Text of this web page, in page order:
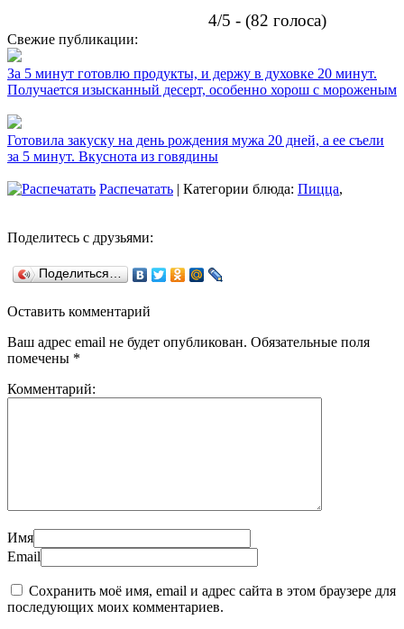
4/5 - (82 голоса)
Свежие публикации:
За 5 минут готовлю продукты, и держу в духовке 20 минут.
Получается изысканный десерт, особенно хорош с мороженым
Готовила закуску на день рождения мужа 20 дней, а ее съели
за 5 минут. Вкуснота из говядины
Распечатать | Категории блюда: Пицца,
Поделитесь с друзьями:
Поделиться…
Оставить комментарий
Ваш адрес email не будет опубликован. Обязательные поля
помечены *
Комментарий:
Имя
Email
Сохранить моё имя, email и адрес сайта в этом браузере для
последующих моих комментариев.